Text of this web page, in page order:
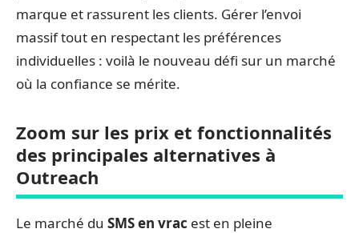
marque et rassurent les clients. Gérer l’envoi
massif tout en respectant les préférences
individuelles : voilà le nouveau défi sur un marché
où la confiance se mérite.
Zoom sur les prix et fonctionnalités
des principales alternatives à
Outreach
Le marché du SMS en vrac est en pleine